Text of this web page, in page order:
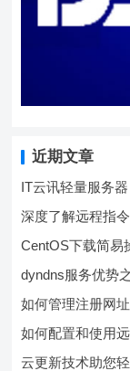
近期文章
IT云讯轻量服务
深度了解远程指
CentOS下载简易
dyndns服务优势
如何管理注册网
如何配置和使用
云更新技术助您